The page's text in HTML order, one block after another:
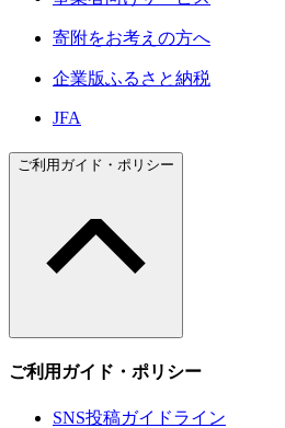
寄附をお考えの方へ
企業版ふるさと納税
JFA
ご利用ガイド・ポリシー
ご利用ガイド・ポリシー
SNS投稿ガイドライン